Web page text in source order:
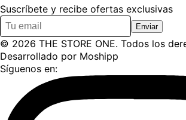
Suscríbete y recibe ofertas exclusivas
Enviar
© 2026 THE STORE ONE. Todos los
Desarrollado por Moshipp
Síguenos en: